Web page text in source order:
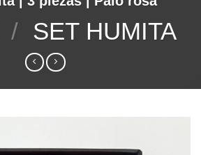
/ SET HUMITA